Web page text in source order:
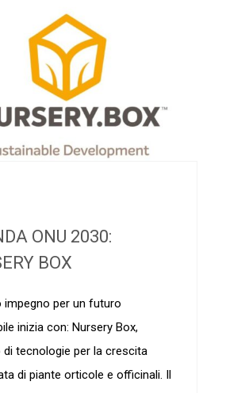
ONU 2030:
BOX
impegno per un futuro
inizia con: Nursery Box,
di tecnologie per la crescita
di piante orticole e officinali. Il